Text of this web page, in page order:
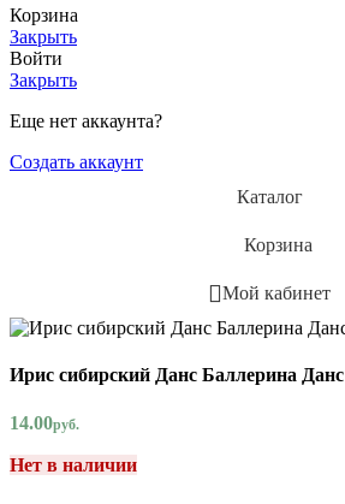
Корзина
Закрыть
Войти
Закрыть
Еще нет аккаунта?
Создать аккаунт
Каталог
Корзина
Мой кабинет
Ирис сибирский Данс Баллерина Данс
14.00руб.
Нет в наличии